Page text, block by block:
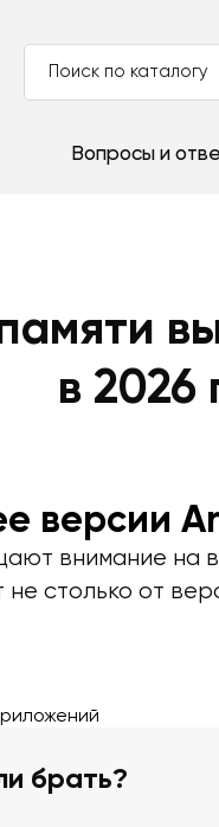
Вопросы и
в 2026
версии
внимание на
столько от
брать?